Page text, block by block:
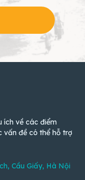
ích về các điểm
vấn đề có thể hỗ trợ
Cầu Giấy, Hà Nội